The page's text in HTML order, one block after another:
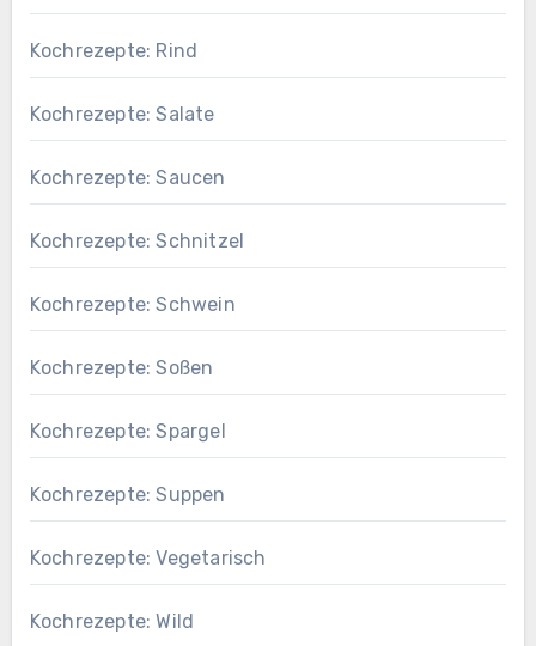
Kochrezepte: Rind
Kochrezepte: Salate
Kochrezepte: Saucen
Kochrezepte: Schnitzel
Kochrezepte: Schwein
Kochrezepte: Soßen
Kochrezepte: Spargel
Kochrezepte: Suppen
Kochrezepte: Vegetarisch
Kochrezepte: Wild